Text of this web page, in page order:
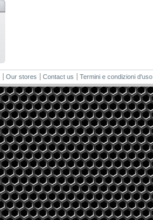
Our stores Contact us Termini e condizioni d'uso